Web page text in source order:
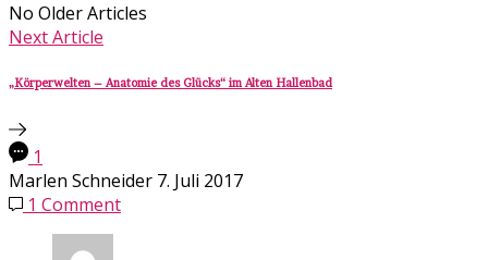
No Older Articles
Next Article
„Körperwelten – Anatomie des Glücks“ im Alten Hallenbad
1
Marlen Schneider 7. Juli 2017
1 Comment